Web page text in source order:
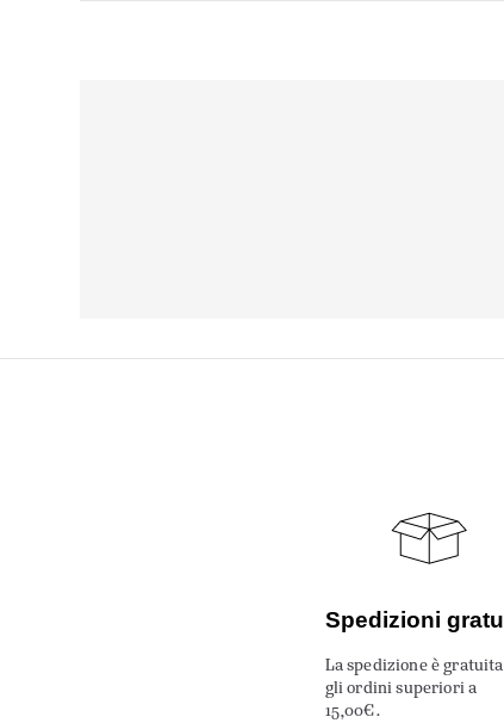
Spedizioni
La spedizione è
gli ordini superiori a
15,00€.